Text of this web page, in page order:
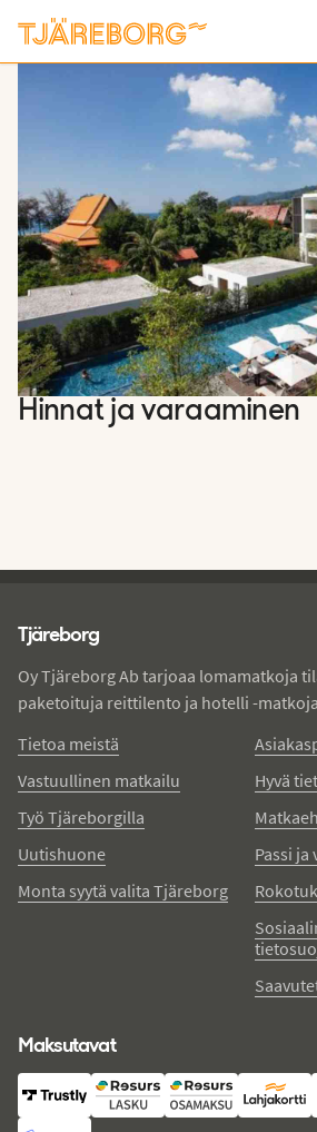
Näytä kuvia
Hinnat ja varaaminen
Tjäreborg
Oy Tjäreborg Ab tarjoaa lomamatkoja
paketoituja reittilento ja hotelli -
Tietoa meistä
Vastuullinen matkailu
Työ Tjäreborgilla
Uutishuone
Monta syytä valita Tjäreborg
Hyvä
Passi ja
Maksutavat